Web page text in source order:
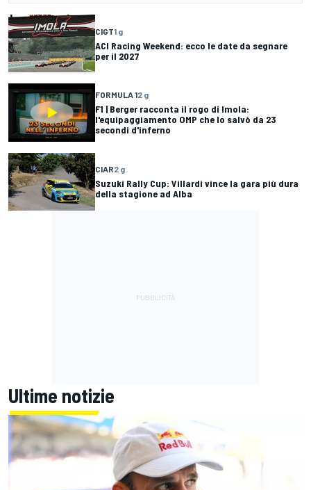
CIGT1 g
ACI Racing Weekend: ecco le date da segnare
per il 2027
FORMULA 12 g
F1 | Berger racconta il rogo di Imola:
l'equipaggiamento OMP che lo salvò da 23
secondi d'inferno
CIAR2 g
Suzuki Rally Cup: Villardi vince la gara più dura
della stagione ad Alba
Ultime notizie